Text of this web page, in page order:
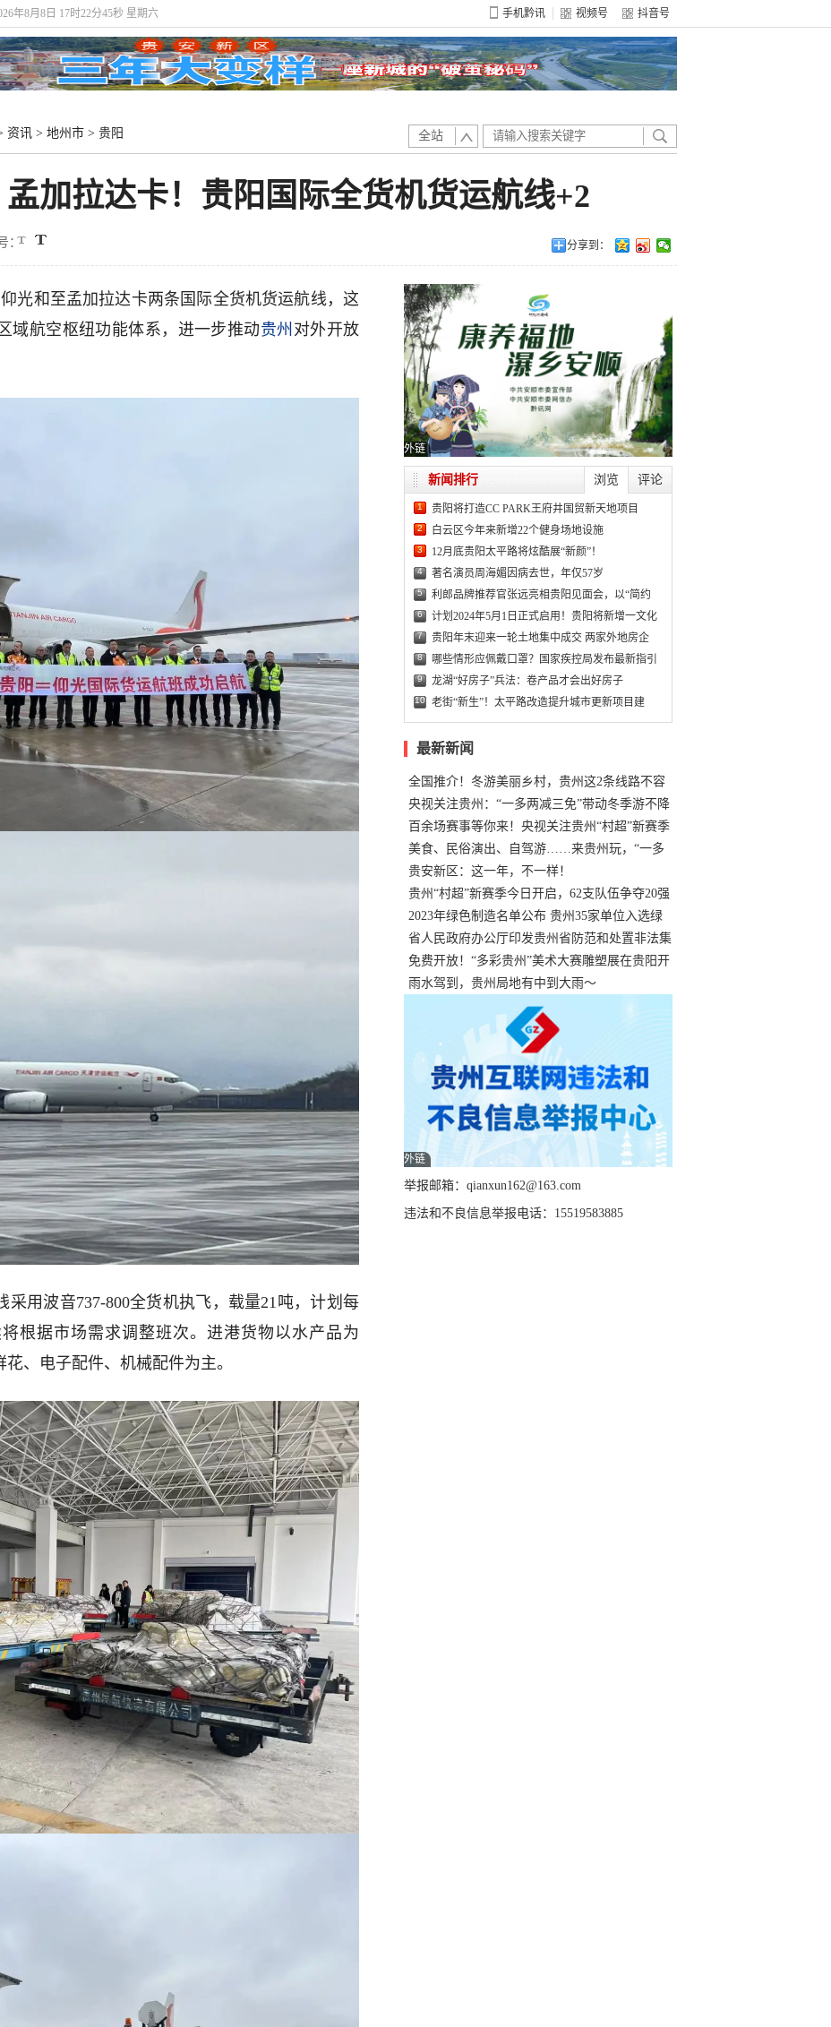
年8月8日 17时22分46秒 星期六 手机黔讯 视频号 抖音号
资讯 > 地州市 > 贵阳 全站
加拉达卡！贵阳国际全货机货运航线+2
： 分享到：
光和至孟加拉达卡两条国际全货机货运航线，这
域航空枢纽功能体系，进一步推动贵州 对外开放
用波音737-800全货机执飞，载量21吨，计划每
根据市场需求调整班次。进港货物以水产品为
、电子配件、机械配件为主。
外链
浏览 评论
新闻排行
1 贵阳将打造CC PARK王府井国贸新天地项目
2 白云区今年来新增22个健身场地设施
3 12月底贵阳太平路将炫酷展“新颜”！
4 著名演员周海媚因病去世，年仅57岁
5 利郎品牌推荐官张远亮相贵阳见面会，以“简约
6 计划2024年5月1日正式启用！贵阳将新增一文化
7 贵阳年末迎来一轮土地集中成交 两家外地房企
8 哪些情形应佩戴口罩？国家疾控局发布最新指引
9 龙湖“好房子”兵法：卷产品才会出好房子
10 老街“新生”！太平路改造提升城市更新项目建
最新新闻
全国推介！冬游美丽乡村，贵州这2条线路不容
错过
央视关注贵州：“一多两减三免”带动冬季游不降
温
百余场赛事等你来！央视关注贵州“村超”新赛季
正式“打响”
美食、民俗演出、自驾游……来贵州玩，“一多
两减三免”！
贵安新区：这一年，不一样！
贵州“村超”新赛季今日开启，62支队伍争夺20强
名额
2023年绿色制造名单公布 贵州35家单位入选绿
色工厂
省人民政府办公厅印发贵州省防范和处置非法集
资工作实施细则
免费开放！“多彩贵州”美术大赛雕塑展在贵阳开
展，持续至1月19日
雨水驾到，贵州局地有中到大雨～
外链
举报邮箱：qianxun162@163.com
违法和不良信息举报电话：15519583885